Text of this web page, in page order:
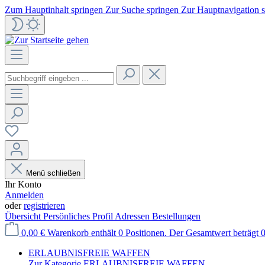
Zum Hauptinhalt springen Zur Suche springen Zur Hauptnavigation
Menü schließen
Ihr Konto
Anmelden
oderregistrieren
Übersicht Persönliches Profil Adressen Bestellungen
0,00 € Warenkorb enthält 0 Positionen. Der Gesamtwert beträgt
ERLAUBNISFREIE WAFFEN